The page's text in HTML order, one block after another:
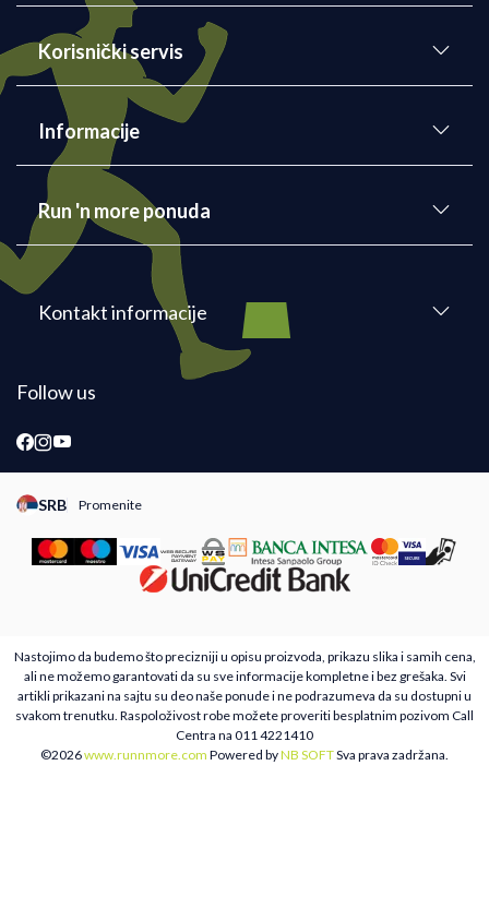
Korisnički servis
Informacije
Run 'n more ponuda
Kontakt informacije
Follow us
SRB Promenite
Promeni instancu sajta, posetite sajtove za druge zemlje
Nastojimo da budemo što precizniji u opisu proizvoda, prikazu slika i samih cena,
ali ne možemo garantovati da su sve informacije kompletne i bez grešaka. Svi
artikli prikazani na sajtu su deo naše ponude i ne podrazumeva da su dostupni u
svakom trenutku. Raspoloživost robe možete proveriti besplatnim pozivom Call
Centra na 011 4221410
©2026www.runnmore.com Powered byNB SOFTSva prava zadržana.